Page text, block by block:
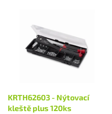
d
u
KRTH62603 - Nýtovací
kleště plus 120ks